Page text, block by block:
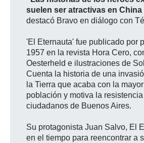
suelen ser atractivas en China
destacó Bravo en diálogo con
'El Eternauta' fue publicado por
1957 en la revista Hora Cero,
Oesterheld e ilustraciones de
Cuenta la historia de una
la Tierra que acaba con la
población y motiva la
ciudadanos de Buenos Aires.
Su protagonista Juan Salvo, El
en el tiempo para reencontrar a